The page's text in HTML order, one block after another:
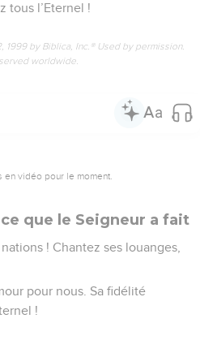
tous l’Eternel !
1999 by Biblica, Inc.® Used by permission.
worldwide.
vidéo pour le moment.
que le Seigneur a fait
! Chantez ses louanges,
pour nous. Sa fidélité
!